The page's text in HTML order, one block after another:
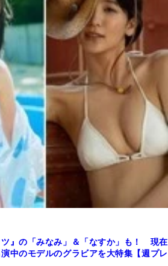
ツ』の「みなみ」＆「なすか」も！ 現在
中のモデルのグラビアを大特集【週プレ